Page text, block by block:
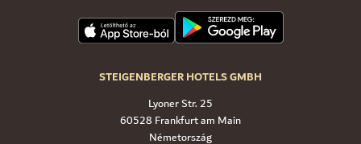
STEIGENBERGER HOTELS GMBH
Lyoner Str. 25
60528 Frankfurt am Main
Németország